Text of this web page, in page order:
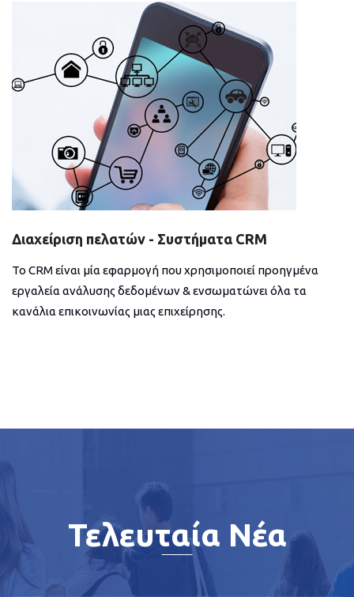
Διαχείριση πελατών - Συστήματα CRM
Το CRM είναι μία εφαρμογή που χρησιμοποιεί προηγμένα
εργαλεία ανάλυσης δεδομένων & ενσωματώνει όλα τα
κανάλια επικοινωνίας μιας επιχείρησης.
Τελευταία Νέα